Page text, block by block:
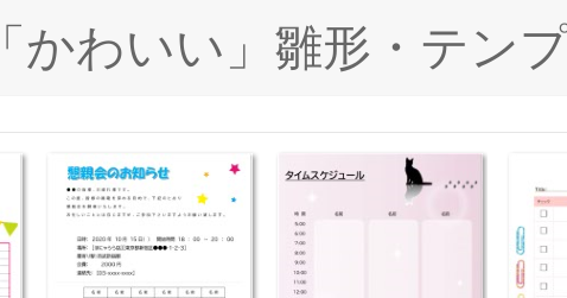
かわいい」雛形・テン